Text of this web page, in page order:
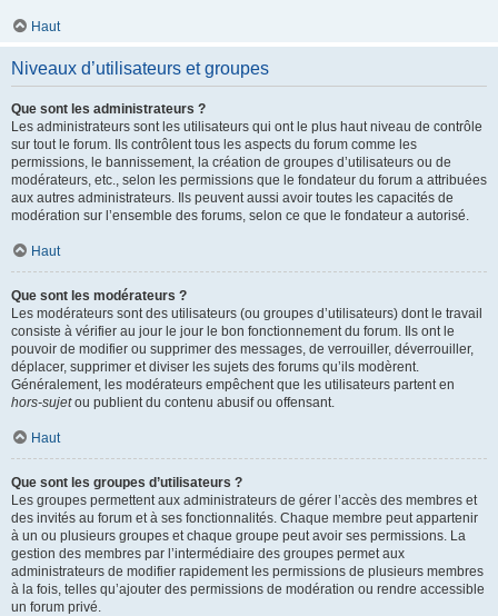
Haut
Niveaux d’utilisateurs et groupes
Que sont les administrateurs ?
Les administrateurs sont les utilisateurs qui ont le plus haut niveau de contrôle
sur tout le forum. Ils contrôlent tous les aspects du forum comme les
permissions, le bannissement, la création de groupes d’utilisateurs ou de
modérateurs, etc., selon les permissions que le fondateur du forum a attribuées
aux autres administrateurs. Ils peuvent aussi avoir toutes les capacités de
modération sur l’ensemble des forums, selon ce que le fondateur a autorisé.
Haut
Que sont les modérateurs ?
Les modérateurs sont des utilisateurs (ou groupes d’utilisateurs) dont le travail
consiste à vérifier au jour le jour le bon fonctionnement du forum. Ils ont le
pouvoir de modifier ou supprimer des messages, de verrouiller, déverrouiller,
déplacer, supprimer et diviser les sujets des forums qu’ils modèrent.
Généralement, les modérateurs empêchent que les utilisateurs partent en
hors-sujetou publient du contenu abusif ou offensant.
Haut
Que sont les groupes d’utilisateurs ?
Les groupes permettent aux administrateurs de gérer l’accès des membres et
des invités au forum et à ses fonctionnalités. Chaque membre peut appartenir
à un ou plusieurs groupes et chaque groupe peut avoir ses permissions. La
gestion des membres par l’intermédiaire des groupes permet aux
administrateurs de modifier rapidement les permissions de plusieurs membres
à la fois, telles qu’ajouter des permissions de modération ou rendre accessible
un forum privé.